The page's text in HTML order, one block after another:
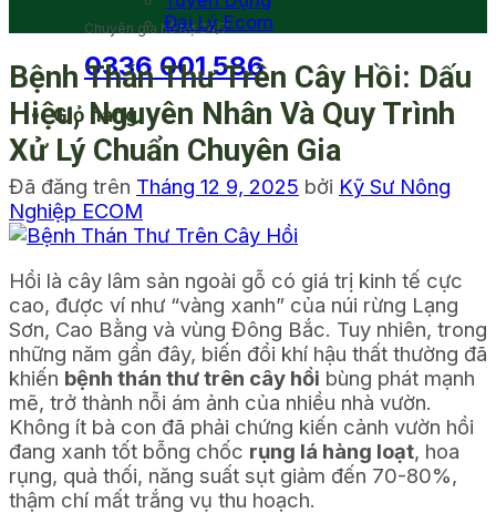
Chuyên gia hỗ trợ 24/7
0336 001 586
Giỏ hàng
Đại Lý Ecom
Bệnh Thán Thư Trên Cây Hồi: Dấu
Hiệu, Nguyên Nhân Và Quy Trình
Xử Lý Chuẩn Chuyên Gia
Đã đăng trên Tháng 12 9, 2025 bởi Kỹ Sư Nông
Nghiệp ECOM
Hồi là cây lâm sản ngoài gỗ có giá trị kinh tế cực
cao, được ví như “vàng xanh” của núi rừng Lạng
Sơn, Cao Bằng và vùng Đông Bắc. Tuy nhiên, trong
những năm gần đây, biến đổi khí hậu thất thường đã
khiến bệnh thán thư trên cây hồi bùng phát mạnh
mẽ, trở thành nỗi ám ảnh của nhiều nhà vườn.
Không ít bà con đã phải chứng kiến cảnh vườn hồi
đang xanh tốt bỗng chốc rụng lá hàng loạt, hoa
rụng, quả thối, năng suất sụt giảm đến 70-80%,
thậm chí mất trắng vụ thu hoạch.